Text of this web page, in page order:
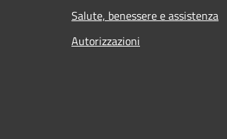
Salute, benessere e assistenza
Autorizzazioni